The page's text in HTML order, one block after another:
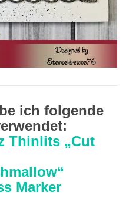
ich folgende
Thinlits „Cut
Marker